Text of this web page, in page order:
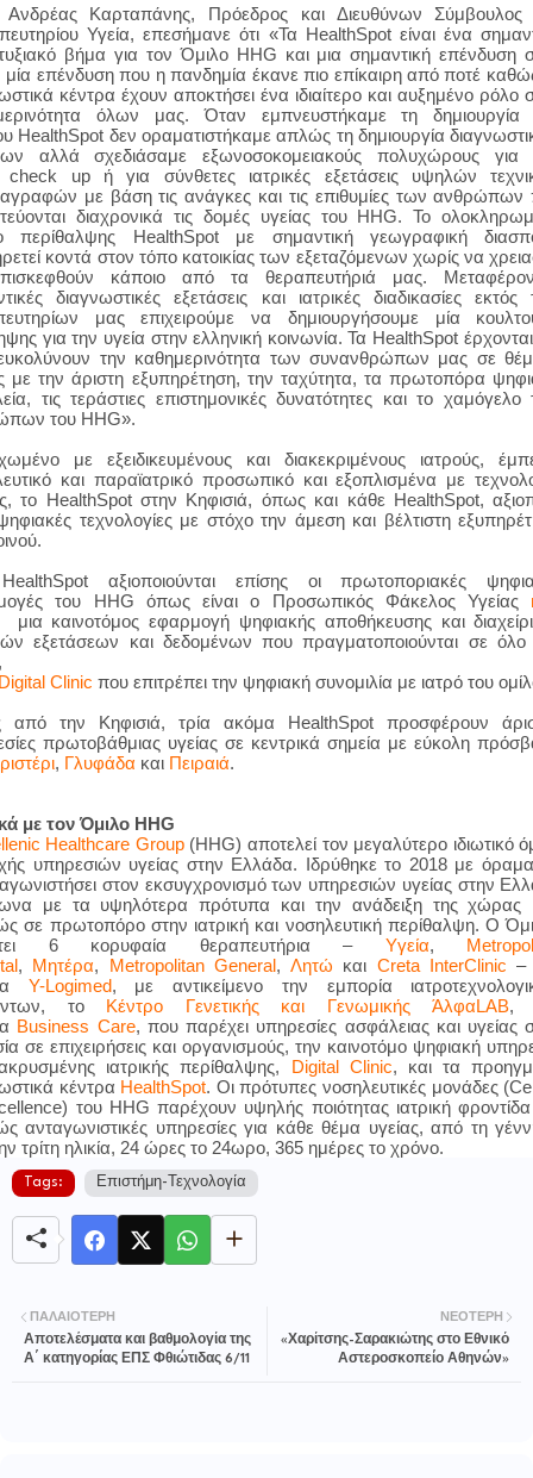
Καρταπάνης, Πρόεδρος και Διευθύνων Σύμβουλος
Υγεία, επεσήμανε ότι «Τα HealthSpot είναι ένα
βήμα για τον Όμιλο HHG και μια σημαντική επένδυση
μία επένδυση που η πανδημία έκανε πιο επίκαιρη από ποτέ
κέντρα έχουν αποκτήσει ένα ιδιαίτερο και αυξημένο ρόλο
όλων μας. Όταν εμπνευστήκαμε τη δημιουργία
HealthSpot δεν οραματιστήκαμε απλώς τη δημιουργία
αλλά σχεδιάσαμε εξωνοσοκομειακούς πολυχώρους για
check up
ή για σύνθετες ιατρικές εξετάσεις υψηλών
με βάση τις ανάγκες και τις επιθυμίες των ανθρώπων
διαχρονικά τις δομές υγείας του HHG. Το
περίθαλψης HealthSpot
με σημαντική γεωγραφική
κοντά στον τόπο κατοικίας των εξεταζόμενων χωρίς να
κάποιο από τα θεραπευτήριά μας.
διαγνωστικές εξετάσεις και ιατρικές διαδικασίες εκτός
μας επιχειρούμε να δημιουργήσουμε μία
για την υγεία στην ελληνική κοινωνία. Τα HealthSpot
την καθημερινότητα των συνανθρώπων μας σε
με την άριστη εξυπηρέτηση, την ταχύτητα, τα πρωτοπόρα
τις τεράστιες επιστημονικές δυνατότητες και το χαμόγελο
του HHG».
με εξειδικευμένους και διακεκριμένους ιατρούς,
και παραϊατρικό προσωπικό και εξοπλισμένα με
το HealthSpot στην Κηφισιά, όπως και κάθε HealthSpot,
τεχνολογίες με στόχο την άμεση και βέλτιστη
αξιοποιούνται επίσης οι πρωτοποριακές
του HHG όπως είναι ο Προσωπικός Φάκελος Υγείας
μια καινοτόμος εφαρμογή ψηφιακής αποθήκευσης και
εξετάσεων και δεδομένων που πραγματοποιούνται σε όλο
Clinic που επιτρέπει την ψηφιακή συνομιλία με ιατρό του
από την Κηφισιά, τρία ακόμα HealthSpot προσφέρουν
πρωτοβάθμιας υγείας σε κεντρικά σημεία με εύκολη
, Γλυφάδα και Πειραιά.
με τον Όμιλο HHG
Healthcare Group(HHG) αποτελεί τον μεγαλύτερο ιδιωτικό
υπηρεσιών υγείας στην Ελλάδα. Ιδρύθηκε το 2018 με
στον εκσυγχρονισμό των υπηρεσιών υγείας στην
με τα υψηλότερα πρότυπα και την ανάδειξη της χώρας
σε πρωτοπόρο στην ιατρική και νοσηλευτική περίθαλψη. Ο
6 κορυφαία θεραπευτήρια – Yγεία,
, Μητέρα, Metropolitan General,Λητώ και Creta InterClinic –
Y-Logimed, με αντικείμενο την εμπορία
το Κέντρο Γενετικής και Γενωμικής ΆλφαLAB,
Business Care, που παρέχει υπηρεσίες ασφάλειας και υγείας
σε επιχειρήσεις και οργανισμούς, την καινοτόμο ψηφιακή
ιατρικής περίθαλψης, Digital Clinic, και τα
κέντρα HealthSpot. Οι πρότυπες νοσηλευτικές μονάδες
του HHG παρέχουν υψηλής ποιότητας ιατρική φροντίδα
ανταγωνιστικές υπηρεσίες για κάθε θέμα υγείας, από τη
τρίτη ηλικία, 24 ώρες το 24ωρο, 365 ημέρες το χρόνο.
Tags: Επιστήμη-Τεχνολογία
ΝΕΌΤΕΡΗ
«Χαρίτσης-Σαρακιώτης στο Εθνικό
Αστεροσκοπείο Αθηνών»
ΠΑΛΑΙΌΤΕΡΗ
Αποτελέσματα και βαθμολογία της
Α΄ κατηγορίας ΕΠΣ Φθιώτιδας 6/11